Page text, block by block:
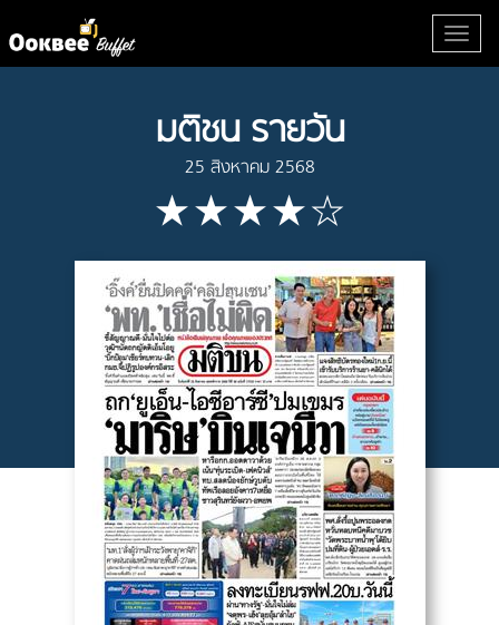
มติชน รายวัน
25 สิงหาคม 2568